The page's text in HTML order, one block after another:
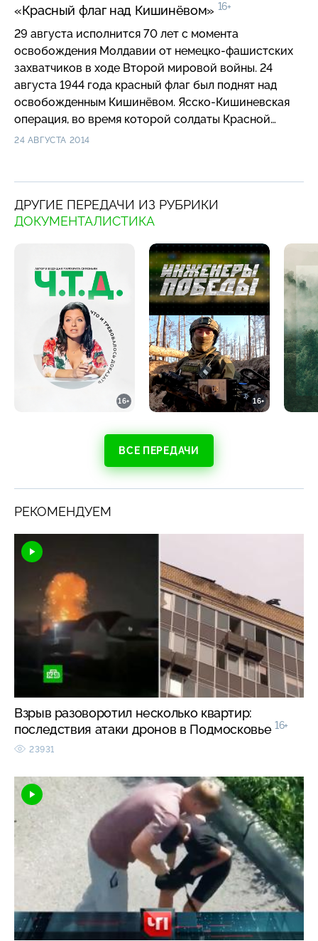
«Красный флаг над Кишинёвом» 16+
29 августа исполнится 70 лет с момента
освобождения Молдавии от немецко-фашистских
захватчиков в ходе Второй мировой войны. 24
августа 1944 года красный флаг был поднят над
освобожденным Кишинёвом. Ясско-Кишиневская
операция, во время которой солдаты Красной
армии выбили фашистов из Молдавии, до сих пор
24 АВГУСТА 2014
ДРУГИЕ ПЕРЕДАЧИ ИЗ РУБРИКИ
ДОКУМЕНТАЛИСТИКА
16+ 16+
ВСЕ ПЕРЕДАЧИ
РЕКОМЕНДУЕМ
Взрыв разоворотил несколько квартир:
последствия атаки дронов в Подмосковье 16+
23931